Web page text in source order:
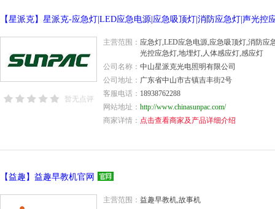
暂无点评
主营范围：应急灯,LED应急电源,应急吸顶灯,消防应
光控应急灯,地埋灯,人体感应灯,感应灯
公司名称：中山星派克光电照明有限公司
公司地址： 广东省中山市古镇吉丰街2号
客服电话： 18938762288
网站地址：http://www.chinasunpac.com/
商家详情： 点击查看商家及产品详细介绍
【益趣】益趣早教机官网
主营范围：益趣早教机,故事机